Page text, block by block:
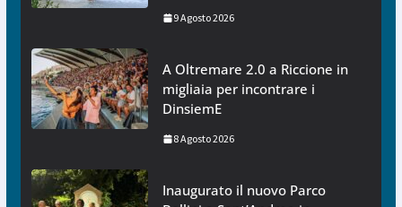
9 Agosto 2026
A Oltremare 2.0 a Riccione in
migliaia per incontrare i
DinsiemE
8 Agosto 2026
Inaugurato il nuovo Parco